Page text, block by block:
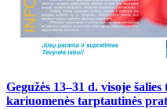
Gegužės 13–31 d. visoje
kariuomenės tarptautinės